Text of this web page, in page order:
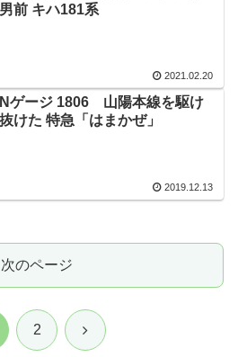
男前 キハ181系
2021.02.20
Nゲージ 1806 山陽本線を駆け
抜けた 特急「はまかぜ」
2019.12.13
次のページ
2 次